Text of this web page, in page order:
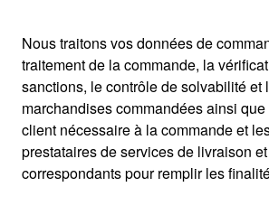
Nous traitons vos données de
traitement de la commande, la
sanctions, le contrôle de solvabilité et
marchandises commandées ainsi
client nécessaire à la commande et
prestataires de services de livraison
correspondants pour remplir les